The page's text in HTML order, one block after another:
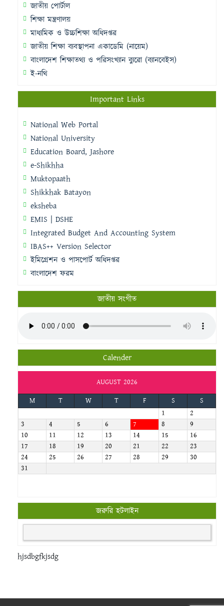
জাতীয় পোর্টাল
শিক্ষা মন্ত্রণালয়
মাধ্যমিক ও উচ্চশিক্ষা অধিদপ্তর
জাতীয় শিক্ষা ব্যবস্থাপনা একাডেমি (নায়েম)
বাংলাদেশ শিক্ষাতথ্য ও পরিসংখ্যান ব্যুরো (ব্যানবেইস)
ই-নথি
Important Links
National Web Portal
National University
Education Board, Jashore
e-Shikhha
Muktopaath
Shikkhak Batayon
eksheba
EMIS | DSHE
Integrated Budget And Accounting System
IBAS++ Version Selector
ইমিগ্রেশন ও পাসপোর্ট অধিদপ্তর
বাংলাদেশ ফরম
জাতীয় সংগীত
Calender
AUGUST 2026
M
T W T F S
S
1
2
3
4 5 6 7 8
9
10
11 12 13 14 15
16
17
18 19 20 21 22
23
24
25 26 27 28 29
30
31
জরুরি হটলাইন
hjsdbgfkjsdg